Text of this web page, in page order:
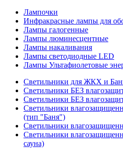
Лампочки
Инфракрасные лампы для
Лампы галогенные
Лампы люминесцентные
Лампы накаливания
Лампы светодиодные LED
Лампы Ультафиолетовые
Светильники для ЖКХ и
Светильники БЕЗ
Светильники БЕЗ
Светильники
(тип "Баня")
Светильники
Светильники
сауна)